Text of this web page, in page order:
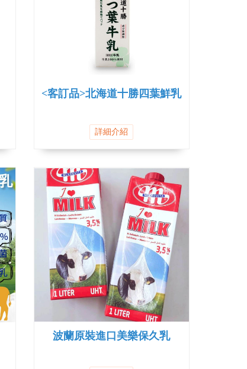
<客訂品>北海道十勝四葉鮮乳
詳細介紹
波蘭原裝進口美樂保久乳